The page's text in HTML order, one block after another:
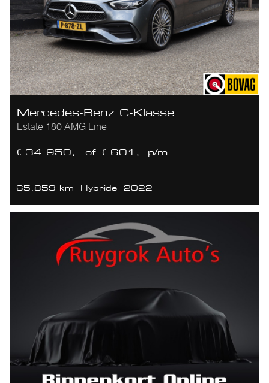
Mercedes-Benz C-Klasse
Estate 180 AMG Line
€ 34.950,- of € 601,- p/m
65.859 km Hybride 2022